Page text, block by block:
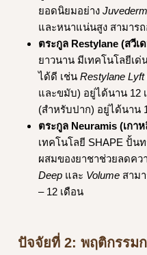
ยอดนิยมอย่าง
และหนาแน่นสูง สามารถ
ตระกูล Restylane (สวีเ
ยาวนาน มีเทคโนโลยีเด่
ได้ดี เช่นRestylane Lyft
และขมับ) อยู่ได้นาน 12
(สำหรับปาก) อยู่ได้นาน
ตระกูล Neuramis (เกา
เทคโนโลยี SHAPE ปั้น
ผสมของยาชาช่วยลดค
Deep และ Volume สาม
– 12 เดือน
ปัจจัยที่ 2: พฤติกรรม